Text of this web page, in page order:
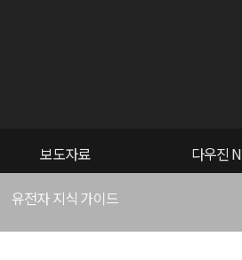
보도자료 다우진
유전자 지식 가이드